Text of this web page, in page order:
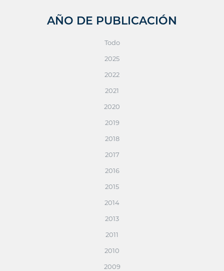
AÑO DE PUBLICACIÓN
Todo
2025
2022
2021
2020
2019
2018
2017
2016
2015
2014
2013
2011
2010
2009